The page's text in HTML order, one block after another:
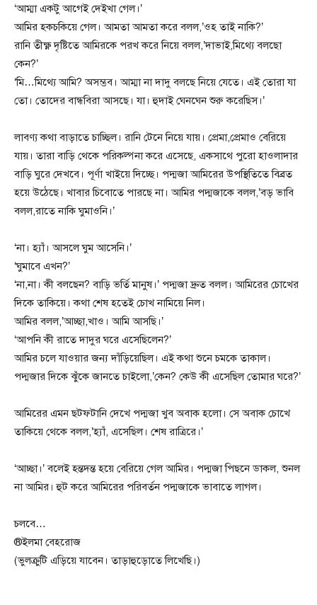
‘আম্মা একটু আগেই দেইখা গেল।’
আমির হকচকিয়ে গেল। আমতা আমতা করে বলল,’ওহ তাই নাকি?’
রানি তীক্ষ্ণ দৃষ্টিতে আমিরকে পরখ করে নিয়ে বলল,’দাভাই,মিথ্যে বলছো
কেন?’
‘মি…মিথ্যে আমি? অসম্ভব। আম্মা না দাদু বলছে নিয়ে যেতে। এই তোরা যা
তো। তোদের বান্ধবিরা আসছে। যা। হুদাই ঘেনঘেন শুরু করেছিস।’
লাবণ্য কথা বাড়াতে চাচ্ছিল। রানি টেনে নিয়ে যায়। প্রেমা,প্রেমাও বেরিয়ে
যায়। তারা বাড়ি থেকে পরিকল্পনা করে এসেছে, একসাথে পুরো হাওলাদার
বাড়ি ঘুরে দেখবে। পূর্ণা খাইয়ে দিচ্ছে। পদ্মজা আমিরের উপস্থিতিতে বিব্রত
হয়ে উঠেছে। খাবার চিবোতে পারছে না। আমির পদ্মজাকে বলল,’বড় ভাবি
বলল,রাতে নাকি ঘুমাওনি।’
‘না। হ্যাঁ। আসলে ঘুম আসেনি।’
‘ঘুমাবে এখন?’
‘না,না। কী বলছেন? বাড়ি ভর্তি মানুষ।’ পদ্মজা দ্রুত বলল। আমিরের চোখের
দিকে তাকিয়ে। কথা শেষ হতেই চোখ নামিয়ে নিল।
আমির বলল,’আচ্ছা,খাও। আমি আসছি।’
‘আপনি কী রাতে দাদুর ঘরে এসেছিলেন?’
আমির চলে যাওয়ার জন্য দাঁড়িয়েছিল। এই কথা শুনে চমকে তাকাল।
পদ্মজার দিকে ঝুঁকে জানতে চাইলো,’কেন? কেউ কী এসেছিল তোমার ঘরে?’
আমিরের এমন ছটফটানি দেখে পদ্মজা খুব অবাক হলো। সে অবাক চোখে
তাকিয়ে থেকে বলল,’হ্যাঁ, এসেছিল। শেষ রাত্রিরে।’
‘আচ্ছা।’ বলেই হন্তদন্ত হয়ে বেরিয়ে গেল আমির। পদ্মজা পিছনে ডাকল, শুনল
না আমির। হুট করে আমিরের পরিবর্তন পদ্মজাকে ভাবাতে লাগল।
চলবে…
®ইলমা বেহরোজ
(ভুলক্রুটি এড়িয়ে যাবেন। তাড়াহুড়োতে লিখেছি।)